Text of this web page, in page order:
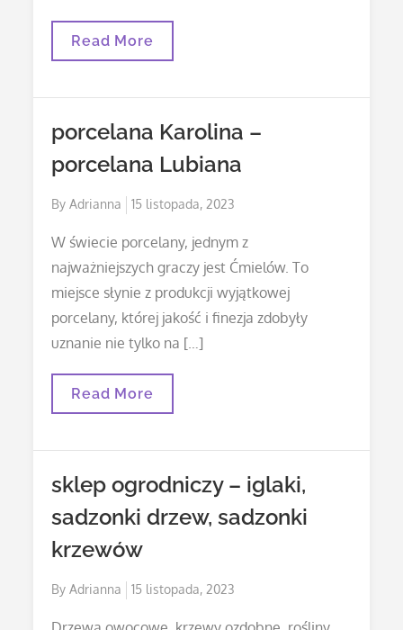
Farby
Read More
porcelana Karolina –
porcelana Lubiana
ByAdrianna
Posted
15 listopada, 2023
W świecie porcelany, jednym z
najważniejszych graczy jest Ćmielów. To
miejsce słynie z produkcji wyjątkowej
porcelany, której jakość i finezja zdobyły
uznanie nie tylko na […]
Porcelana
Lubiana
Read More
sklep ogrodniczy – iglaki,
sadzonki drzew, sadzonki
krzewów
ByAdrianna
Posted
15 listopada, 2023